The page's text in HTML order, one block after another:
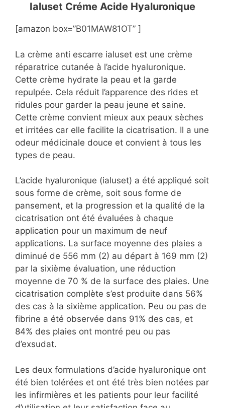
Ialuset Créme Acide Hyaluronique
[amazon box=”B01MAW81OT” ]
La crème anti escarre ialuset est une crème
réparatrice cutanée à l’acide hyaluronique.
Cette crème hydrate la peau et la garde
repulpée. Cela réduit l’apparence des rides et
ridules pour garder la peau jeune et saine.
Cette crème convient mieux aux peaux sèches
et irritées car elle facilite la cicatrisation. Il a une
odeur médicinale douce et convient à tous les
types de peau.
L’acide hyaluronique (ialuset) a été appliqué soit
sous forme de crème, soit sous forme de
pansement, et la progression et la qualité de la
cicatrisation ont été évaluées à chaque
application pour un maximum de neuf
applications. La surface moyenne des plaies a
diminué de 556 mm (2) au départ à 169 mm (2)
par la sixième évaluation, une réduction
moyenne de 70 % de la surface des plaies. Une
cicatrisation complète s’est produite dans 56%
des cas à la sixième application. Peu ou pas de
fibrine a été observée dans 91% des cas, et
84% des plaies ont montré peu ou pas
d’exsudat.
Les deux formulations d’acide hyaluronique ont
été bien tolérées et ont été très bien notées par
les infirmières et les patients pour leur facilité